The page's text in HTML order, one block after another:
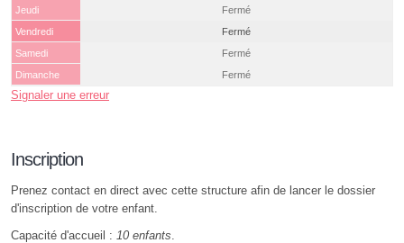
Jeudi
Fermé
Vendredi
Fermé
Samedi
Fermé
Dimanche
Fermé
Signaler une erreur
Inscription
Prenez contact en direct avec cette structure afin de lancer le dossier
d'inscription de votre enfant.
Capacité d'accueil : 10 enfants